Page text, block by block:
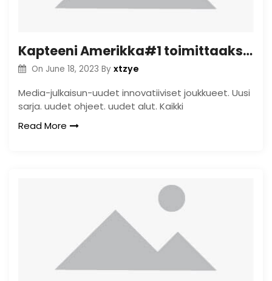
Kapteeni Amerikka#1 toimittaaksesi aivan uuden innovatiivisen joukkueen sekä All-New Direction
On June 18, 2023 By xtzye
Media-julkaisun-uudet innovatiiviset joukkueet. Uusi
sarja. uudet ohjeet. uudet alut. Kaikki
Read More